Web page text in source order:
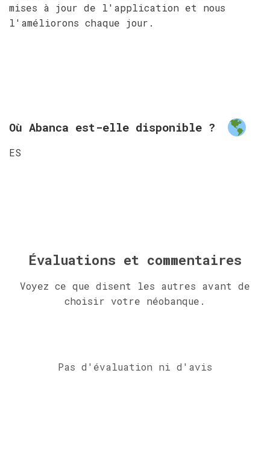
mises à jour de l'application et nous
l'améliorons chaque jour.
Où Abanca est-elle disponible ?
ES
Évaluations et commentaires
Voyez ce que disent les autres avant de
choisir votre néobanque.
Pas d'évaluation ni d'avis